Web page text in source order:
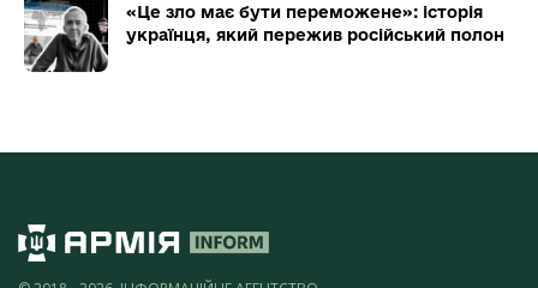
«Це зло має бути переможене»: історія
українця, який пережив російський полон